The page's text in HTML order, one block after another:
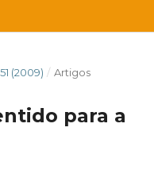
(2009) / Artigos
para a